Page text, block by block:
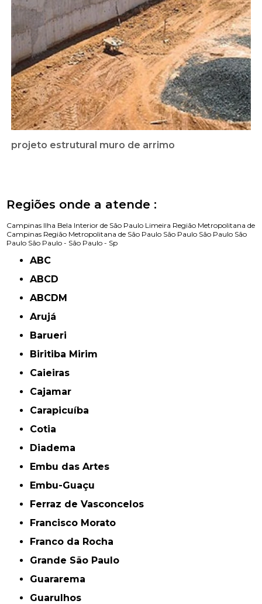
projeto estrutural muro de arrimo
Regiões onde a atende :
Campinas Ilha Bela Interior de São Paulo Limeira Região Metropolitana de
Campinas Região Metropolitana de São Paulo São Paulo São Paulo São
Paulo São Paulo - São Paulo - Sp
ABC
ABCD
ABCDM
Arujá
Barueri
Biritiba Mirim
Caieiras
Cajamar
Carapicuíba
Cotia
Diadema
Embu das Artes
Embu-Guaçu
Ferraz de Vasconcelos
Francisco Morato
Franco da Rocha
Grande São Paulo
Guararema
Guarulhos